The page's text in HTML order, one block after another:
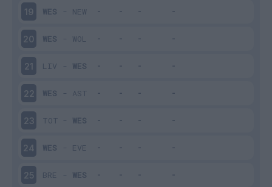
19 WES - NEW
20 WES - WOL
21 LIV - WES
22 WES - AST
23 TOT - WES
24 WES - EVE
25 BRE - WES